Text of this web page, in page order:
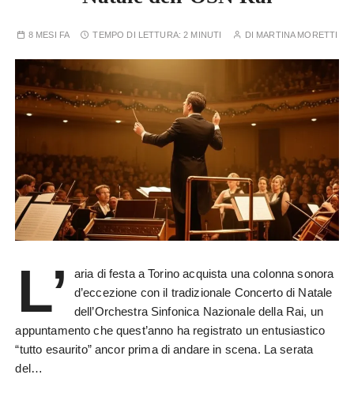
8 MESI FA TEMPO DI LETTURA:2 MINUTI DI MARTINA MORETTI
L’
aria di festa a Torino acquista una colonna sonora
d’eccezione con il tradizionale Concerto di Natale
dell’Orchestra Sinfonica Nazionale della Rai, un
appuntamento che quest’anno ha registrato un entusiastico
“tutto esaurito” ancor prima di andare in scena. La serata
del…